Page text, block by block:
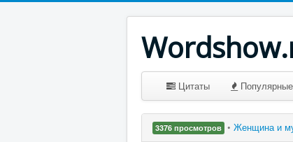
Цитаты
3376 просмотров • Женщина и